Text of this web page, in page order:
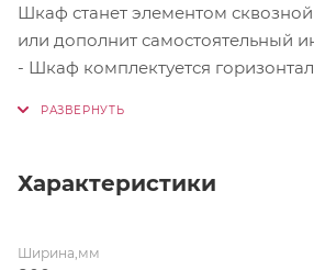
Шкаф станет элементом
или дополнит самостоятельный
- Шкаф комплектуется
- Ножки прямоугольные, Н-20 мм
Характеристики
Ширина,мм